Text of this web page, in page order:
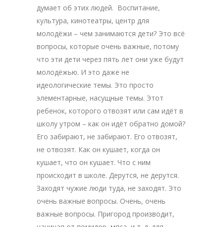
думает об этих людей. Воспитание,
культура, кинотеатры, центр для
молодёжи – чем занимаются дети? Это всё
вопросы, которые очень важные, потому
что эти дети через пять лет они уже будут
молодёжью. И это даже не
идеологические темы. Это просто
элементарные, насущные темы. Этот
ребенок, которого отвозят или сам идёт в
школу утром – как он идёт обратно домой?
Его забирают, не забирают. Его отвозят,
не отвозят. Как он кушает, когда он
кушает, что он кушает. Что с ним
происходит в школе. Дерутся, не дерутся.
Заходят чужие люди туда, не заходят. Это
очень важные вопросы. Очень, очень
важные вопросы. Пригород производит,